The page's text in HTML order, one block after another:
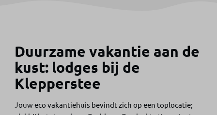
Duurzame vakantie aan de
kust: lodges bij de
Klepperstee
Jouw eco vakantiehuis bevindt zich op een toplocatie;